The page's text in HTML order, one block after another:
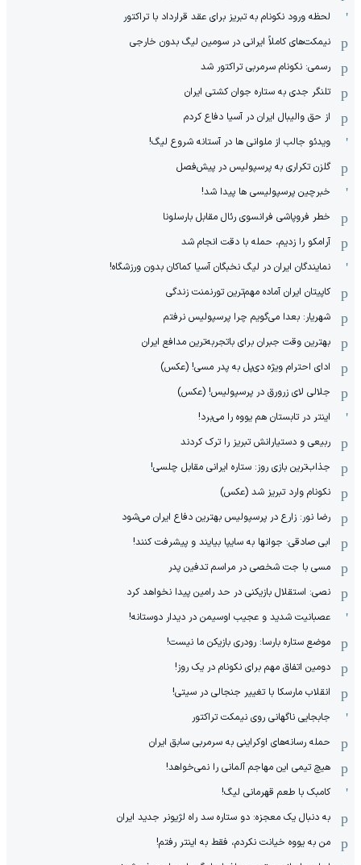
لحظه ورود نکونام به تبریز برای عقد قرارداد با تراکتور
نیمکت‌های کاملاً ایرانی در سومین لیگ بدون خارجی
رسمی: نکونام سرمربی تراکتور شد
تلنگر جدی به ستاره جوان کشتی ایران
از حق والیبال ایران در آسیا دفاع کردم
ویدئو جالب از ملوانی ها در آستانه شروع لیگ!
گلزن تکراری به پرسپولیس در پیش‌فصل
خبرچین پرسپولیسی ها پیدا شد!
خطر فروپاشی فرانسوی رئال مقابل بارسلونا
آرامکو را زدیم، حمله با دقت انجام شد
نمایندگان ایران در لیگ نخبگان آسیا کماکان بدون ورزشگاه!
کاپیتان ایران آماده مهم‌ترین تورنمنت زندگی
شهریار: بعدا می‌گویم چرا پرسپولیس نرفتم
بهترین وقت جبران برای باتجربه‌ترین مدافع ایران
ادای احترام ویژه دی‌پل به پدر مسی! (عکس)
جلالی لای زرورق در پرسپولیس! (عکس)
اینتر در تابستان هم یووه را می‌برد!
ربیعی و دستیارانش تبریز را ترک کردند
جذاب‌ترین بازی روز: ستاره ایرانی مقابل چلسی!
نکونام وارد تبریز شد (عکس)
رضا نور: زارع در پرسپولیس بهترین دفاع ایران می‌شود
ابی صادقی: جوانها به سایپا بیایند و پیشرفت کنند!
مسی با جت شخصی در مراسم تدفین پدر
نصی: استقلال بازیکنی در حد رامین پیدا نخواهد کرد
عصبانیت شدید و عجیب اوسیمن در دیدار دوستانه!
موضع ستاره بارسا: رودری بازیکن ما نیست!
دومین اتفاق مهم برای نکونام در یک روز!
انقلاب مارسکا با تغییر جنجالی در سیتی!
جابجایی ناگهانی روی نیمکت تراکتور
حمله رسانه‌های اوکراینی به سرمربی سابق ایران
هیچ‌ تیمی این مهاجم آلمانی را نمی‌خواهد!
کامبک با طعم قهرمانی لیگ!
به دنبال یک معجزه: دو ستاره سد راه لژیونر جدید ایران
من به یووه خیانت نکردم، فقط به اینتر رفتم!